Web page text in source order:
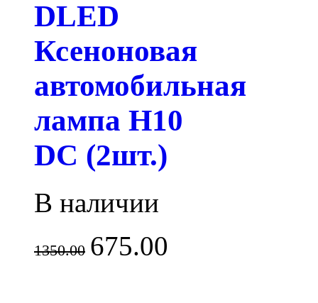
DLED
Ксеноновая
автомобильная
лампа H10
DC (2шт.)
В наличии
1350.00 675.00